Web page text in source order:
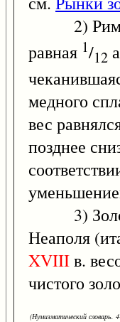
2)
равная 1/12
медного
вес
позднее
3)
Неаполя
XVIIIв.
чистого
(Нумизматический словарь.